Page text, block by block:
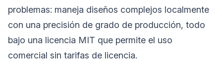
problemas: maneja diseños complejos localmente
con una precisión de grado de producción, todo
bajo una licencia MIT que permite el uso
comercial sin tarifas de licencia.